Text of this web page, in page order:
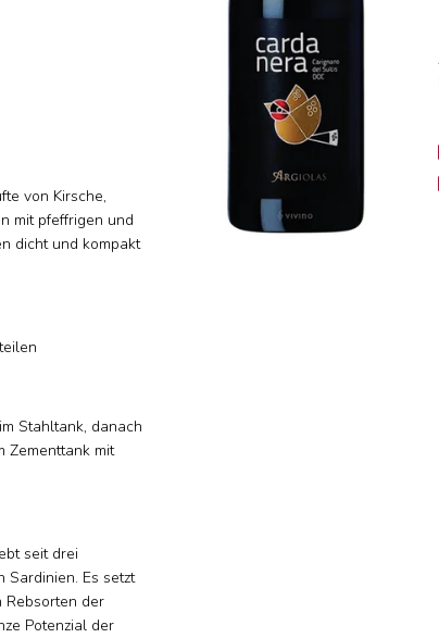
von Kirsche,
mit pfeffrigen und
dicht und kompakt
Stahltank, danach
Zementtank mit
seit drei
Sardinien. Es setzt
Rebsorten der
Potenzial der